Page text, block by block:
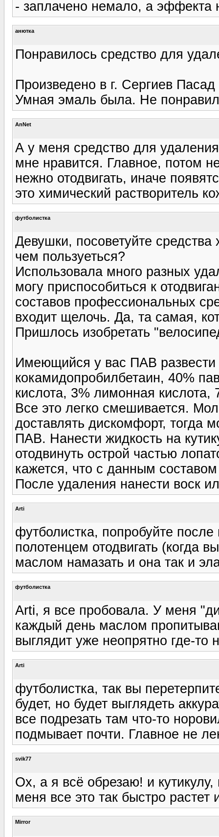
- заплачено немало, а эффекта
анютка
Понравилось средство для
Произведено в г. Сергиев
Умная эмаль была. Не
AnNet
А у меня средство для
мне нравится. Главное, потом
нежно отодвигать, иначе
это химический растворитель
футболистка
Девушки, посоветуйте
чем пользуеться?
Использовала много разных
могу приспособиться к
составов профессиональных
входит щелочь. Да, та самая,
Пришлось изобретать
Имеющийся у вас ПАВ
кокамидопробилбетаин, 40%
кислота, 3% лимонная кислота,
Все это легко смешивается.
доставлять дискомфорт, тогда
ПАВ. Нанести жидкость на
отодвинуть острой частью
кажется, что с данным
После удаления нанести воск
Arti
футболистка, попробуйте
полотенцем отодвигать (когда
маслом намазать и она так и
футболистка
Arti, я все пробовала. У меня
каждый день маслом
выглядит уже неопрятно где-то
Arti
футболистка, так вы
будет, но будет выглядеть
все подрезать там что-то
подмывает почти. Главное не
svik77
Ох, а я всё обрезаю! и кутикулу,
меня все это так быстро растет
Mirror